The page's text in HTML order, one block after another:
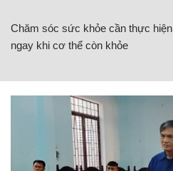
Chăm sóc sức khỏe cần thực hiện
ngay khi cơ thể còn khỏe